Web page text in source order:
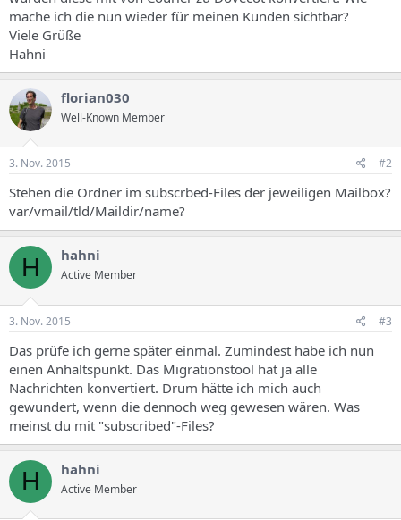
h
e
m
t
u
mache ich die nun wieder für meinen Kunden sichtbar?
Viele Grüße
Hahni
florian030
Well-Known Member
3. Nov. 2015 #2
Stehen die Ordner im subscrbed-Files der jeweiligen Mailbox?
var/vmail/tld/Maildir/name?
H hahni
Active Member
3. Nov. 2015 #3
Das prüfe ich gerne später einmal. Zumindest habe ich nun
einen Anhaltspunkt. Das Migrationstool hat ja alle
Nachrichten konvertiert. Drum hätte ich mich auch
gewundert, wenn die dennoch weg gewesen wären. Was
meinst du mit "subscribed"-Files?
H hahni
Active Member